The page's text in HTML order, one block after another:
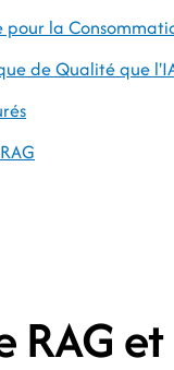
la
de Qualité que
RAG